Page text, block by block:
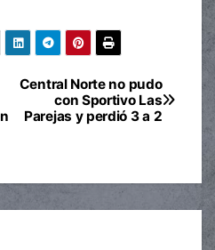
Central Norte no pudo
con Sportivo Las
Parejas y perdió 3 a 2